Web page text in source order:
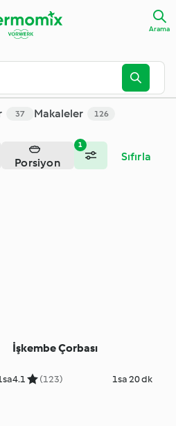
Arama
37 Makaleler 126
1
Porsiyon Sıfırla
İşkembe Çorbası
4.1 (123) 1sa 20 dk